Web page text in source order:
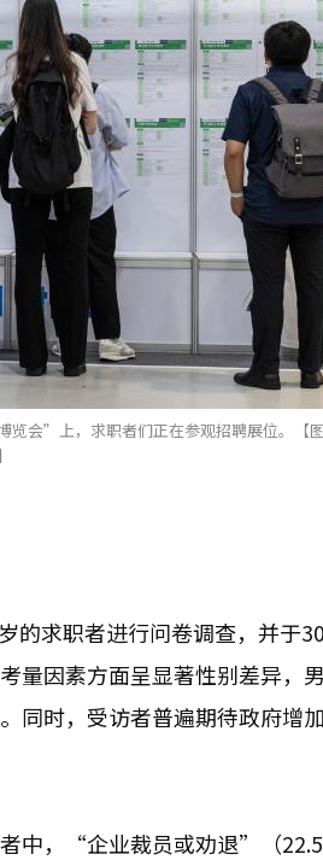
览会”上，求职者们正在参观招聘展位。【
求职者进行问卷调查，并于
量因素方面呈显著性别差异，
时，受访者普遍期待政府增
中，“企业裁员或劝退”（